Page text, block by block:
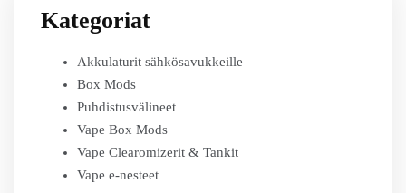
Kategoriat
Akkulaturit sähkösavukkeille
Box Mods
Puhdistusvälineet
Vape Box Mods
Vape Clearomizerit & Tankit
Vape e-nesteet